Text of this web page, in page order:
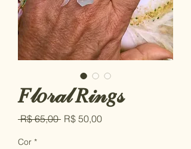
𝐹𝓁𝑜𝓇𝒶𝓁 𝑅𝒾𝓃𝑔𝓈
R$ 65,00 Preço normal
R$ 50,00Preço promocional
Cor *